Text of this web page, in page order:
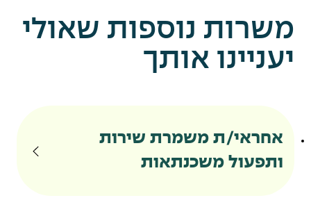
משרות נוספות שאולי
יעניינו אותך
אחראי/ת משמרת שירות
ותפעול משכנתאות